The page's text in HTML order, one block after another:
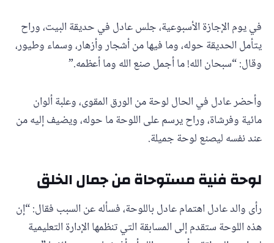
في يوم الإجازة الأسبوعية، جلس عادل في حديقة البيت، وراح
يتأمل الحديقة حوله، وما فيها من أشجار وأزهار، وسماء وطيور،
وقال: “سبحان الله! ما أجمل صنع الله وما أعظمه.”
وأحضر عادل في الحال لوحة من الورق المقوى، وعلبة ألوان
مائية وفرشاة، وراح يرسم على اللوحة ما حوله، ويضيف إليه من
عند نفسه ليصنع لوحة جميلة.
لوحة فنية مستوحاة من جمال الخلق
رأى والد عادل اهتمام عادل باللوحة، فسأله عن السبب فقال: “إن
هذه اللوحة ستقدم إلى المسابقة التي تنظمها الإدارة التعليمية